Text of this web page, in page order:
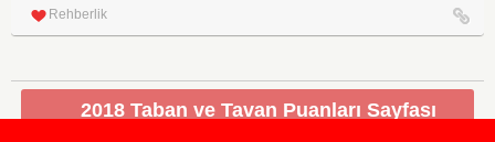
Rehberlik
2018 Taban ve Tavan Puanları Sayfası